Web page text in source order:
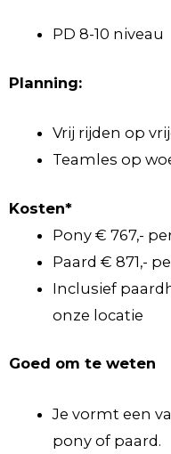
PD 8-10 niveau
Planning:
Vrij rijden op
Teamles op
Kosten*
Pony € 767,-
Paard € 871,-
Inclusief
onze locatie
Goed om te weten
Je vormt een
pony of paard.